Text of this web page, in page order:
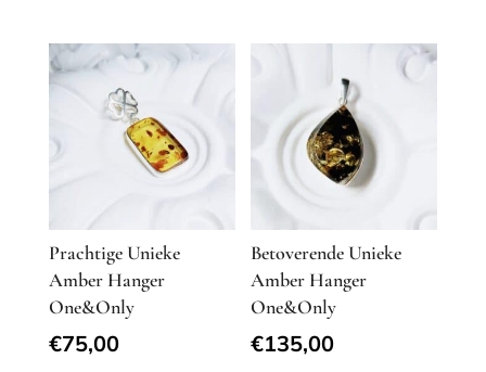
Prachtige Unieke
Amber Hanger
One&Only
€75,00
Betoverende Unieke
Amber Hanger
One&Only
€135,00